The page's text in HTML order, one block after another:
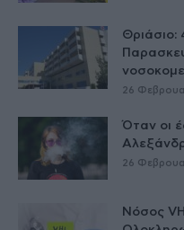
Θριάσιο:
26
Όταν οι
26
Νόσος